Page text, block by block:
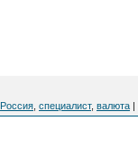
Россия специалист, валюта |